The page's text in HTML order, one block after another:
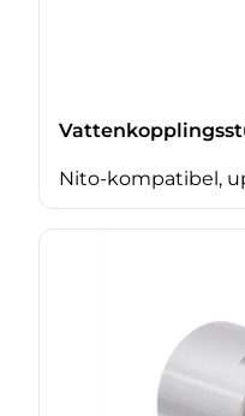
Nito-kompatibel,